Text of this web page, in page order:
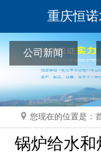
重庆恒
公司新闻
您现在的位置是：
锅炉给水和